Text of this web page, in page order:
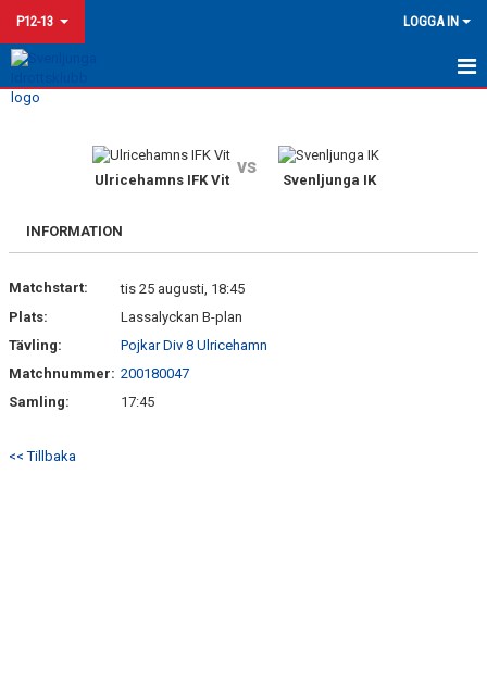
P12-13 LOGGA IN
HEM
TRUPPEN
Ulricehamns IFK Vit
vs
Svenljunga IK
INFORMATION
Matchstart:
tis 25 augusti, 18:45
Plats:
Lassalyckan B-plan
Tävling:
Pojkar Div 8 Ulricehamn
Matchnummer: 200180047
Samling:
17:45
<< Tillbaka